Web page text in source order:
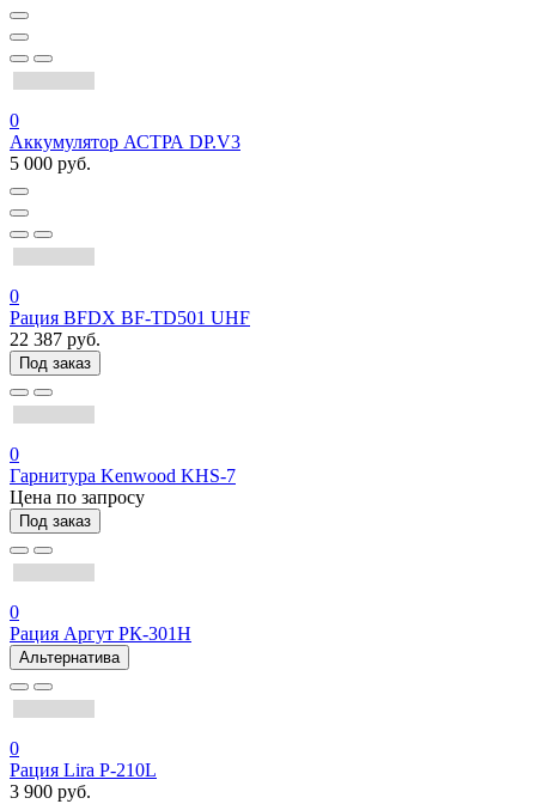
0
Аккумулятор АСТРА DP.V3
5 000 руб.
0
Рация BFDX BF-TD501 UHF
22 387 руб.
Под заказ
0
Гарнитура Kenwood KHS-7
Цена по запросу
Под заказ
0
Рация Аргут РК-301Н
Альтернатива
0
Рация Lira P-210L
3 900 руб.